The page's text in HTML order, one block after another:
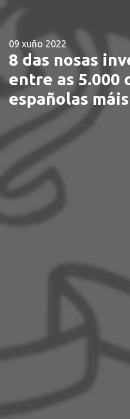
09 xuño 2022
8 das nosas
entre as 5.000
españolas